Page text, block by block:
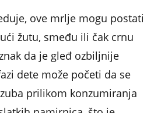
ove mrlje mogu postati
žutu, smeđu ili čak crnu
da je gleđ ozbiljnije
dete može početi da se
prilikom konzumiranja